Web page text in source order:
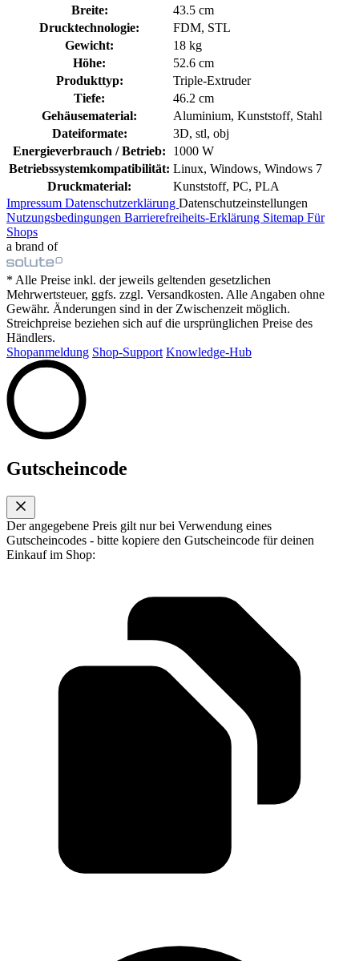
Breite:
43.5 cm
Drucktechnologie:
FDM, STL
Gewicht:
18 kg
Höhe:
52.6 cm
Produkttyp:
Triple-Extruder
Tiefe:
46.2 cm
Gehäusematerial:
Aluminium, Kunststoff, Stahl
Dateiformate:
3D, stl, obj
Energieverbrauch / Betrieb:
1000 W
Betriebssystemkompatibilität: Linux, Windows, Windows 7
Druckmaterial:
Kunststoff, PC, PLA
Impressum Datenschutzerklärung Datenschutzeinstellungen
Nutzungsbedingungen Barrierefreiheits-Erklärung Sitemap Für
Shops
a brand of
* Alle Preise inkl. der jeweils geltenden gesetzlichen
Mehrwertsteuer, ggfs. zzgl. Versandkosten. Alle Angaben ohne
Gewähr. Änderungen sind in der Zwischenzeit möglich.
Streichpreise beziehen sich auf die ursprünglichen Preise des
Händlers.
Shopanmeldung Shop-Support Knowledge-Hub
Gutscheincode
Der angegebene Preis gilt nur bei Verwendung eines
Gutscheincodes - bitte kopiere den Gutscheincode für deinen
Einkauf im Shop: